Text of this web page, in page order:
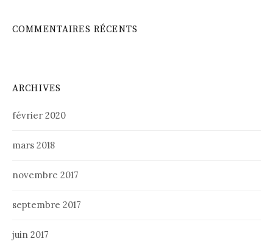
COMMENTAIRES RÉCENTS
ARCHIVES
février 2020
mars 2018
novembre 2017
septembre 2017
juin 2017